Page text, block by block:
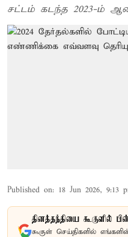
சட்டம் கடந்த 2023-ம்
Published on: 18 Jun 2026, 9:13
தினத்தந்தியை கூகுளில்
கூகுள் செய்திகளில்